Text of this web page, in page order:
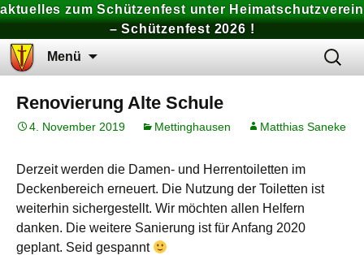
aktuelles zum Schützenfest unter Heimatschutzverein
– Schützenfest 2026 !
Menü
Suchen
nach:
Renovierung Alte Schule
4. November 2019 Mettinghausen Matthias Saneke
Derzeit werden die Damen- und Herrentoiletten im
Deckenbereich erneuert. Die Nutzung der Toiletten ist
weiterhin sichergestellt. Wir möchten allen Helfern
danken. Die weitere Sanierung ist für Anfang 2020
geplant. Seid gespannt